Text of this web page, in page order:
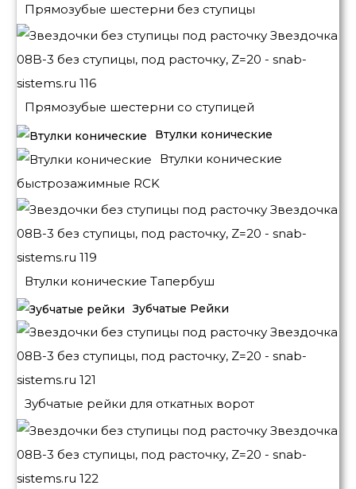
Прямозубые шестерни без ступицы
Прямозубые шестерни со ступицей
Втулки конические
Втулки конические
быстрозажимные RCK
Втулки конические Тапербуш
Зубчатые Рейки
Зубчатые рейки для откатных ворот